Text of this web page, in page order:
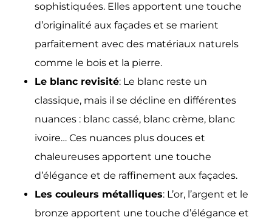
sophistiquées. Elles apportent une touche
d’originalité aux façades et se marient
parfaitement avec des matériaux naturels
comme le bois et la pierre.
Le blanc revisité: Le blanc reste un
classique, mais il se décline en différentes
nuances : blanc cassé, blanc crème, blanc
ivoire… Ces nuances plus douces et
chaleureuses apportent une touche
d’élégance et de raffinement aux façades.
Les couleurs métalliques: L’or, l’argent et le
bronze apportent une touche d’élégance et